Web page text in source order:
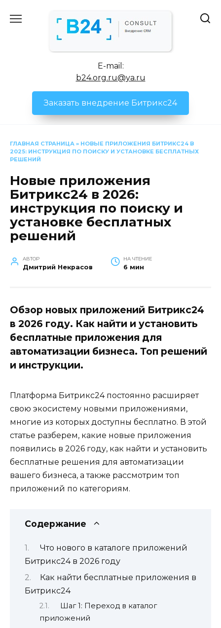
E-mail:
b24.org.ru@ya.ru
Заказать внедрение Битрикс24
ГЛАВНАЯ СТРАНИЦА » НОВЫЕ ПРИЛОЖЕНИЯ БИТРИКС24 В
2025: ИНСТРУКЦИЯ ПО ПОИСКУ И УСТАНОВКЕ БЕСПЛАТНЫХ
РЕШЕНИЙ
Новые приложения
Битрикс24 в 2026:
инструкция по поиску и
установке бесплатных
решений
АВТОР
Дмитрий Некрасов
НА ЧТЕНИЕ
6 мин
Обзор новых приложений Битрикс24
в 2026 году. Как найти и установить
бесплатные приложения для
автоматизации бизнеса. Топ решений
и инструкции.
Платформа Битрикс24 постоянно расширяет
свою экосистему новыми приложениями,
многие из которых доступны бесплатно. В этой
статье разберем, какие новые приложения
появились в 2026 году, как найти и установить
бесплатные решения для автоматизации
вашего бизнеса, а также рассмотрим топ
приложений по категориям.
Содержание
Что нового в каталоге приложений
Битрикс24 в 2026 году
Как найти бесплатные приложения в
Битрикс24
Шаг 1: Переход в каталог
приложений